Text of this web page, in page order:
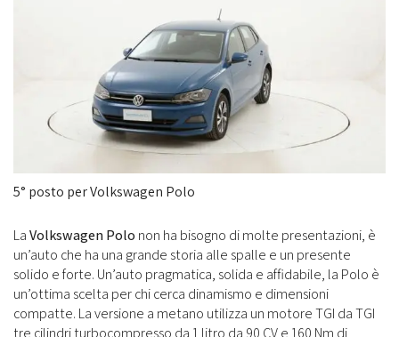
5° posto per Volkswagen Polo
LaVolkswagen Polo non ha bisogno di molte presentazioni, è
un’auto che ha una grande storia alle spalle e un presente
solido e forte. Un’auto pragmatica, solida e affidabile, la Polo è
un’ottima scelta per chi cerca dinamismo e dimensioni
compatte. La versione a metano utilizza un motore TGI da TGI
tre cilindri turbocompresso da 1 litro da 90 CV e 160 Nm di